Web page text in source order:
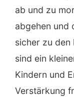
ab und zu
abgehen und
sicher zu den
sind ein
Kindern und
Verstärkung